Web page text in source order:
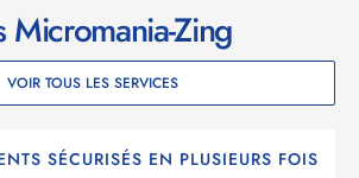
Micromania-Zing
VOIR TOUS LES SERVICES
SÉCURISÉS EN PLUSIEURS FOIS